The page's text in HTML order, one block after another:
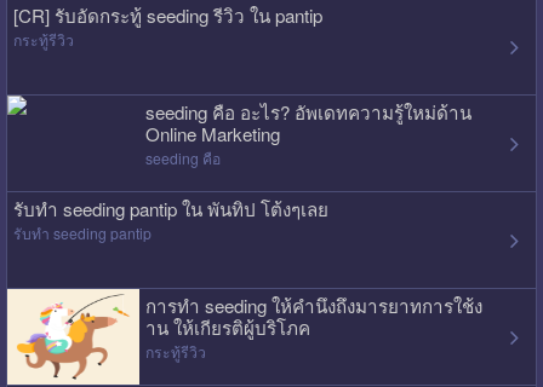
[CR] รับอัดกระทู้ seeding รีวิว ใน pantip
กระทู้รีวิว
seeding คือ อะไร? อัพเดทความรู้ใหม่ด้าน
Online Marketing
seeding คือ
รับทำ seeding pantip ใน พันทิป โต้งๆเลย
รับทำ seeding pantip
การทำ seeding ให้คำนึงถึงมารยาทการใช้ง
าน ให้เกียรติผู้บริโภค
กระทู้รีวิว